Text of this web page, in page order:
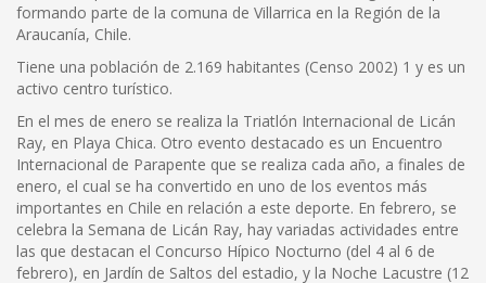
formando parte de la comuna de Villarrica en la Región de la
Araucanía, Chile.
Tiene una población de 2.169 habitantes (Censo 2002) 1 y es un
activo centro turístico.
En el mes de enero se realiza la Triatlón Internacional de Licán
Ray, en Playa Chica. Otro evento destacado es un Encuentro
Internacional de Parapente que se realiza cada año, a finales de
enero, el cual se ha convertido en uno de los eventos más
importantes en Chile en relación a este deporte. En febrero, se
celebra la Semana de Licán Ray, hay variadas actividades entre
las que destacan el Concurso Hípico Nocturno (del 4 al 6 de
febrero), en Jardín de Saltos del estadio, y la Noche Lacustre (12